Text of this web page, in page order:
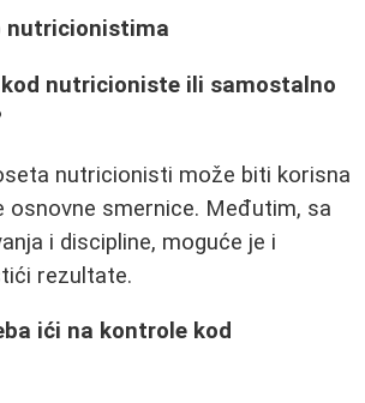
nutricionistima
nutricioniste ili samostalno
nutricionisti može biti korisna
osnovne smernice. Međutim, sa
i discipline, moguće je i
rezultate.
ići na kontrole kod